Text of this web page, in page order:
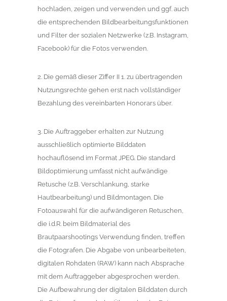
hochladen, zeigen und verwenden und ggf. auch
die entsprechenden Bildbearbeitungsfunktionen
und Filter der sozialen Netzwerke (z.B. Instagram,
Facebook) für die Fotos verwenden.
2. Die gemäß dieser Ziffer II 1. zu übertragenden
Nutzungsrechte gehen erst nach vollständiger
Bezahlung des vereinbarten Honorars über.
3. Die Auftraggeber erhalten zur Nutzung
ausschließlich optimierte Bilddaten
hochauflösend im Format JPEG. Die standard
Bildoptimierung umfasst nicht aufwändige
Retusche (z.B. Verschlankung, starke
Hautbearbeitung) und Bildmontagen. Die
Fotoauswahl für die aufwändigeren Retuschen,
die i.d.R. beim Bildmaterial des
Brautpaarshootings Verwendung finden, treffen
die Fotografen. Die Abgabe von unbearbeiteten,
digitalen Rohdaten (RAW) kann nach Absprache
mit dem Auftraggeber abgesprochen werden.
Die Aufbewahrung der digitalen Bilddaten durch